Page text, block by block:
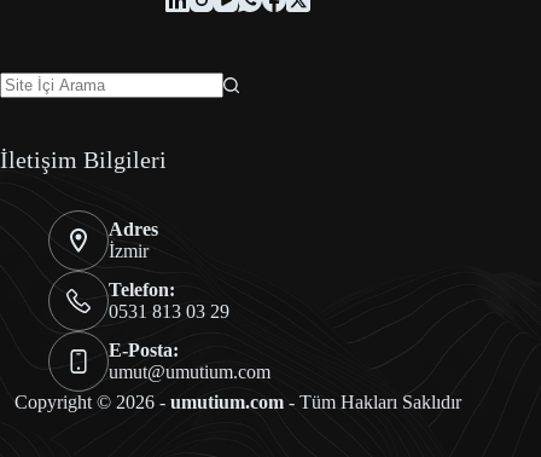
İletişim Bilgileri
Adres
İzmir
Telefon:
0531 813 03 29
E-Posta:
umut@umutium.com
Copyright © 2026 -umutium.com - Tüm Hakları Saklıdır